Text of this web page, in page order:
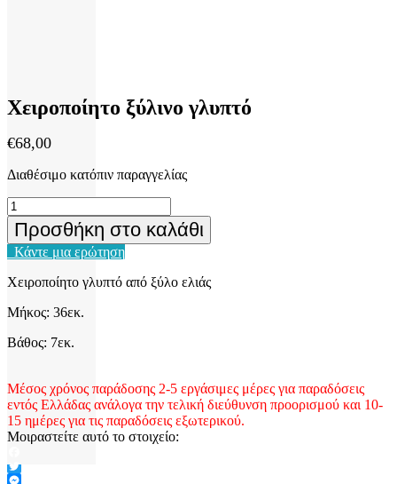
Χειροποίητο ξύλινο γλυπτό
€68,00
Διαθέσιμο κατόπιν παραγγελίας
Χειροποίητο
ξύλινο
γλυπτό
ποσότητα
Προσθήκη στο καλάθι
Κάντε μια ερώτηση
Χειροποίητο γλυπτό από ξύλο ελιάς
Μήκος: 36εκ.
Βάθος: 7εκ.
Μέσος χρόνος παράδοσης 2-5 εργάσιμες μέρες για παραδόσεις
εντός Ελλάδας ανάλογα την τελική διεύθυνση προορισμού και 10-
15 ημέρες για τις παραδόσεις εξωτερικού.
Μοιραστείτε αυτό το στοιχείο:
Facebook
Twitter